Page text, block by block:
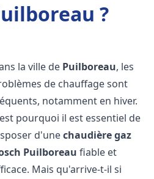
?
la ville de Puilboreau, les
de chauffage sont
notamment en hiver.
pourquoi il est essentiel de
d'unechaudière gaz
Puilboreau fiable et
Mais qu'arrive-t-il si